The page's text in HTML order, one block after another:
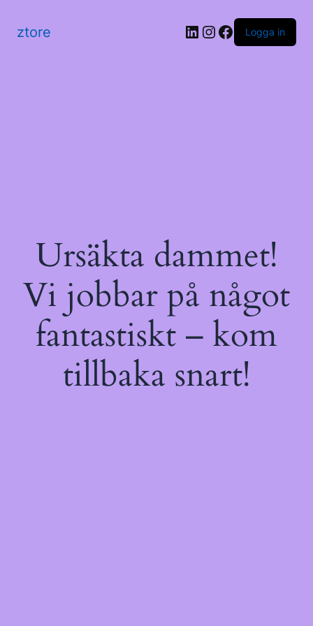
ztore LinkedIn
Instagram
Facebook
Logga in
Ursäkta dammet!
Vi jobbar på något
fantastiskt – kom
tillbaka snart!